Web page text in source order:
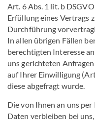
Art. 6 Abs. 1 lit. b
Erfüllung eines Vertrags
Durchführung
In allen übrigen Fällen
berechtigten Interesse
uns gerichteten
auf Ihrer Einwilligung
diese abgefragt wurde.
Die von Ihnen an uns
Daten verbleiben bei